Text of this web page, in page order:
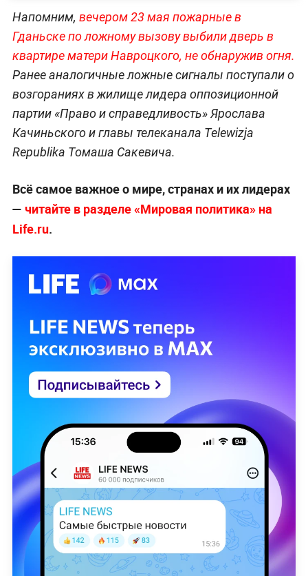
Напомним, вечером 23 мая пожарные в
Гданьске по ложному вызову выбили дверь в
квартире матери Навроцкого, не обнаружив огня.
Ранее аналогичные ложные сигналы поступали о
возгораниях в жилище лидера оппозиционной
партии «Право и справедливость» Ярослава
Качиньского и главы телеканала Telewizja
Republika Томаша Сакевича.
Всё самое важное о мире, странах и их лидерах
— читайте в разделе «Мировая политика» на
Life.ru.